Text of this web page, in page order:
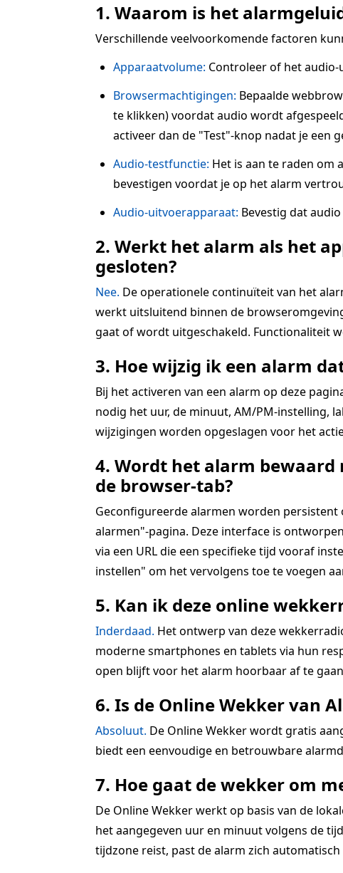
1. Waarom is het
Verschillende veelvoorkomende factoren
Apparaatvolume: Controleer of het
Browsermachtigingen: Bepaalde
te klikken) voordat audio wordt
activeer dan de "Test"-knop nadat je een
Audio-testfunctie: Het is aan te raden om
bevestigen voordat je op het alarm
Audio-uitvoerapparaat: Bevestig dat
2. Werkt het alarm als het
gesloten?
Nee. De operationele continuïteit van het
werkt uitsluitend binnen de
gaat of wordt uitgeschakeld. Functionaliteit
3. Hoe wijzig ik een alarm
Bij het activeren van een alarm op deze
nodig het uur, de minuut, AM/PM-instelling,
wijzigingen worden opgeslagen voor het
4. Wordt het alarm
de browser-tab?
Geconfigureerde alarmen worden persistent
alarmen"-pagina. Deze interface is
via een URL die een specifieke tijd vooraf
instellen" om het vervolgens toe te voegen
5. Kan ik deze online
Inderdaad. Het ontwerp van deze
moderne smartphones en tablets via hun
open blijft voor het alarm hoorbaar af te
6. Is de Online Wekker van
Absoluut. De Online Wekker wordt gratis
biedt een eenvoudige en betrouwbare
7. Hoe gaat de wekker om
De Online Wekker werkt op basis van de
het aangegeven uur en minuut volgens de
tijdzone reist, past de alarm zich